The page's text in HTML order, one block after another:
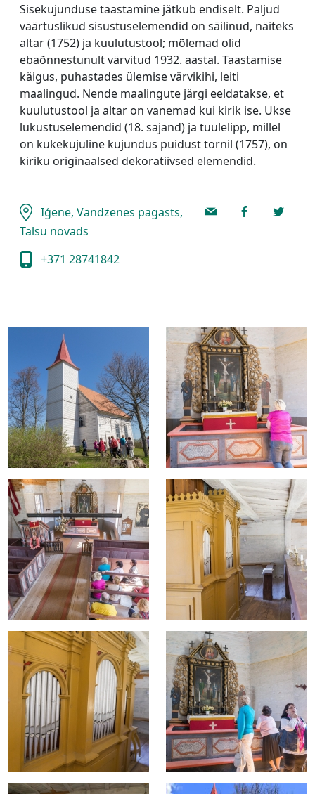
Sisekujunduse taastamine jätkub endiselt. Paljud
väärtuslikud sisustuselemendid on säilinud, näiteks
altar (1752) ja kuulutustool; mõlemad olid
ebaõnnestunult värvitud 1932. aastal. Taastamise
käigus, puhastades ülemise värvikihi, leiti
maalingud. Nende maalingute järgi eeldatakse, et
kuulutustool ja altar on vanemad kui kirik ise. Ukse
lukustuselemendid (18. sajand) ja tuulelipp, millel
on kukekujuline kujundus puidust tornil (1757), on
kiriku originaalsed dekoratiivsed elemendid.
Iģene, Vandzenes pagasts,
Talsu novads
+371 28741842